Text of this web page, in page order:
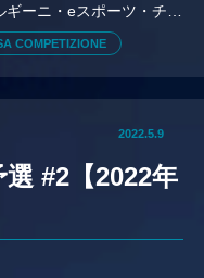
ーニ・eスポーツ・チー
COMPETIZIONE
2022.5.9
#2【2022年